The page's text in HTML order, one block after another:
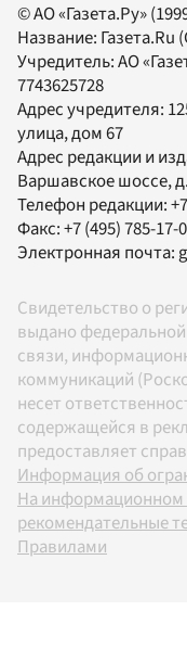
© АО «Газета.Ру»
Название: Газета.Ru
Учредитель:АО
7743625728
Адрес учредителя:
улица, дом 67
Адрес редакции и
Варшавское шоссе,
Телефон редакции:
Факс:+7 (495) 785-17-
Электронная почта:
Свидетельство о
выдано
связи,
коммуникаций
несет
содержащейся в
предоставляет
Информация об
На информационном
рекомендательные
Правилами